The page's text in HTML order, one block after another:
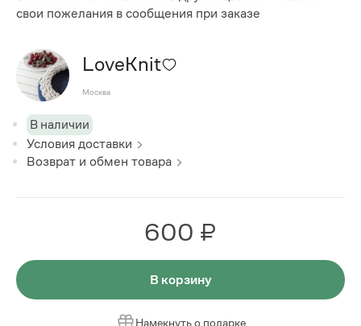
свои пожелания в сообщения при заказе
LoveKnit
Москва
В наличии
Условия доставки
Возврат и обмен товара
600 ₽
В корзину
Намекнуть о подарке